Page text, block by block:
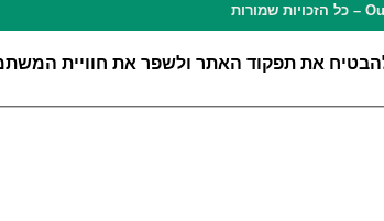
את תפקוד האתר ולשפר את חוויית